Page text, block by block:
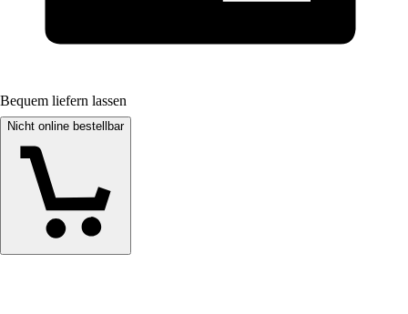
Bequem liefern lassen
Nicht online bestellbar